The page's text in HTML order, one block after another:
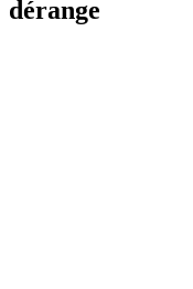
dérange